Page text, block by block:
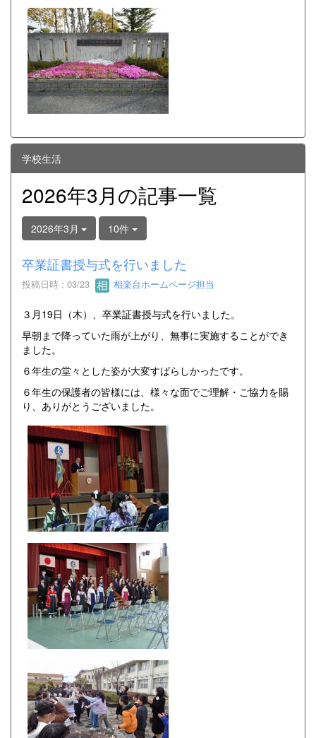
学校生活
2026年3月の記事一覧
2026年3月 10件
卒業証書授与式を行いました
投稿日時 : 03/23 相楽台ホームページ担当
３月19日（木）、卒業証書授与式を行いました。
早朝まで降っていた雨が上がり、無事に実施することができ
ました。
６年生の堂々とした姿が大変すばらしかったです。
６年生の保護者の皆様には、様々な面でご理解・ご協力を賜
り、ありがとうございました。